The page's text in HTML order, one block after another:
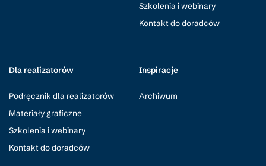
Szkolenia i webinary
Kontakt do doradców
Dla realizatorów
Podręcznik dla realizatorów
Materiały graficzne
Szkolenia i webinary
Kontakt do doradców
Inspiracje
Archiwum